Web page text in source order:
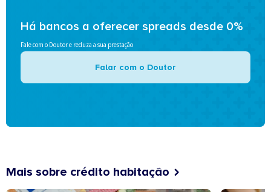
Há bancos a oferecer spreads desde 0%
Fale com o Doutor e reduza a sua prestação
Falar com o Doutor
Mais sobre crédito habitação